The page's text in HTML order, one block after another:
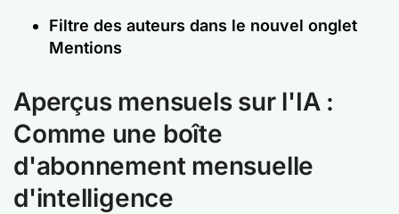
Filtre des auteurs dans le nouvel onglet
Mentions
Aperçus mensuels sur l'IA :
Comme une boîte
d'abonnement mensuelle
d'intelligence